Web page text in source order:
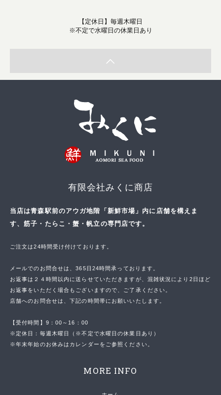
【定休日】毎週木曜日
※不定で水曜日の休業日あり
有限会社みくに商店
当店は青森駅前のアウガ地階「新鮮市場」内に店舗を構えま
す、筋子・たらこ・蟹・帆立の専門店です。
ご注文は24時間受け付けております。
メールでのお問合せは、365日24時間承っております。
お返事は２４時間以内に送らせていただきますが、混雑状況により2日ほど
お返事をいただく場合もございますので、ご了承ください。
店舗へのお問合せは、下記の時間帯にお願いいたします。
【受付時間】9：00～16：00
※定休日：毎週木曜日（※不定で水曜日の休業日あり）
※年末年始のお休みはカレンダーをご参照ください。
MORE INFO